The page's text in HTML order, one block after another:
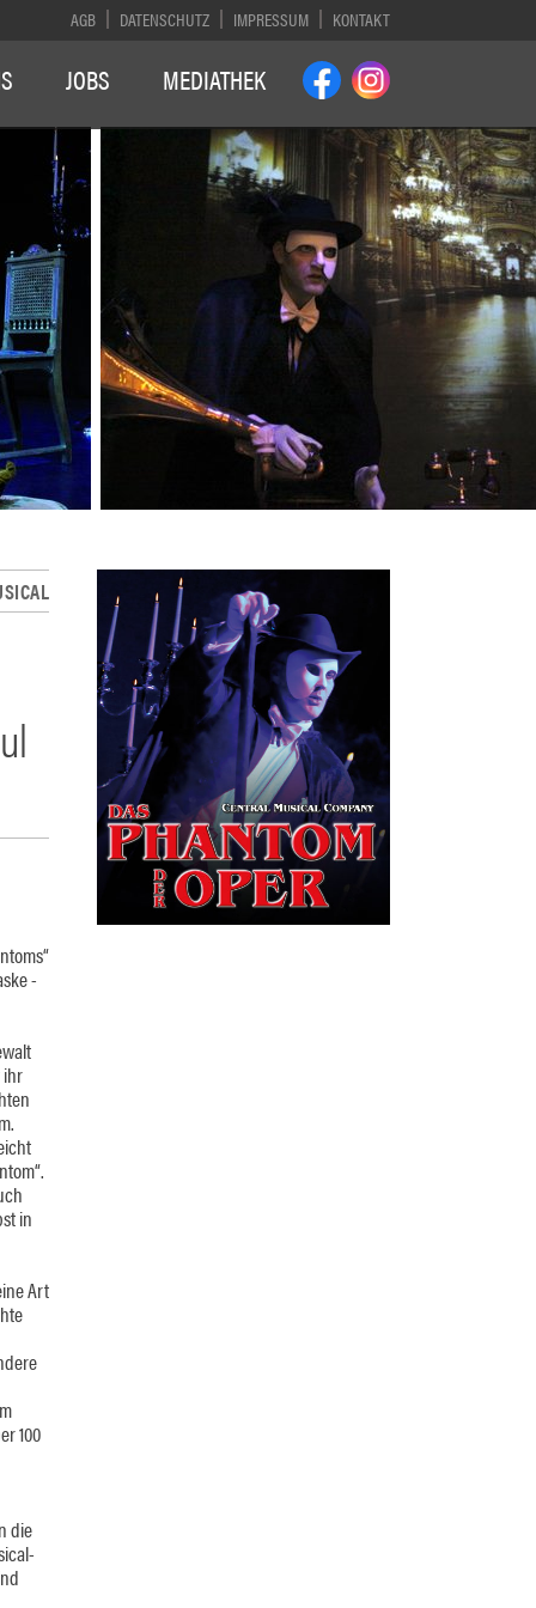
AGB DATENSCHUTZ IMPRESSUM KONTAKT
JOBS MEDIATHEK
-
ihr
in
Art
100
die